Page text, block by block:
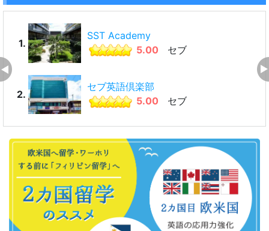
1.
SST Academy
5.00
セブ
2.
セブ英語倶楽部
5.00
セブ